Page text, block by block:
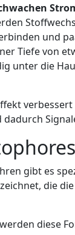
und
Tiefe von
unter die
verbessert
gibt es
die
diese